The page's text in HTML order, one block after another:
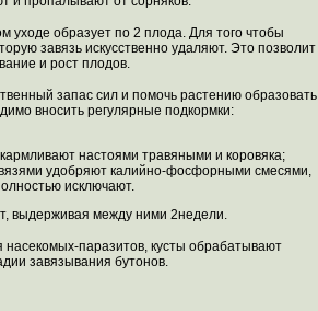
уходе образует по 2 плода. Для того чтобы
завязь искусственно удаляют. Это позволит
и рост плодов.
запас сил и помочь растению образовать
вносить регулярные подкормки:
настоями травяными и коровяка;
удобряют калийно-фосфорными смесями,
исключают.
выдерживая между ними 2недели.
паразитов, кусты обрабатывают
завязывания бутонов.